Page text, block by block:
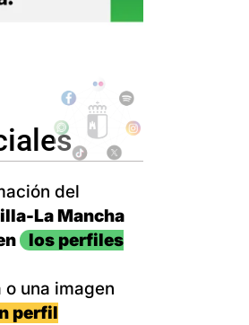
del
La Mancha
los perfiles
o una imagen
perfil